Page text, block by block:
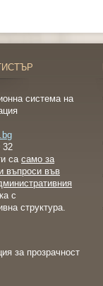
система на
32
са само за
въпроси във
с
структура.
за прозрачност